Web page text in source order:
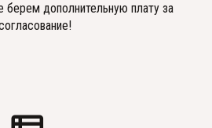
дополнительную плату за